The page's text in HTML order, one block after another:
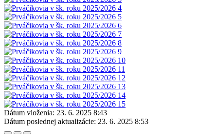
Dátum vloženia: 23. 6. 2025 8:43
Dátum poslednej aktualizácie: 23. 6. 2025 8:53